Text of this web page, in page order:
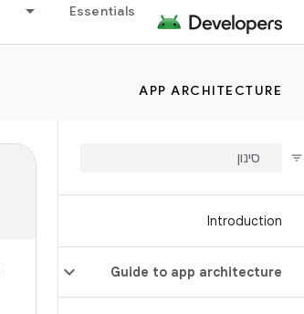
Essentials
APP ARCHITECTURE
Introduction
Guide to app architecture